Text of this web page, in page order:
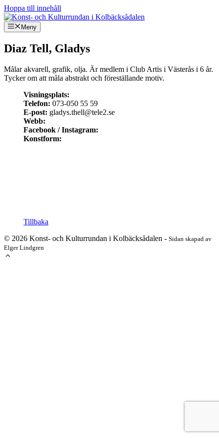
Hoppa till innehåll
Meny
Diaz Tell, Gladys
Målar akvarell, grafik, olja. Är medlem i Club Artis i Västerås i 6 år.
Tycker om att måla abstrakt och föreställande motiv.
Visningsplats:
Telefon: 073-050 55 59
E-post: gladys.thell@tele2.se
Webb:
Facebook / Instagram:
Konstform:
Tillbaka
© 2026 Konst- och Kulturrundan i Kolbäcksådalen - Sidan skapad av
Elger Lindgren